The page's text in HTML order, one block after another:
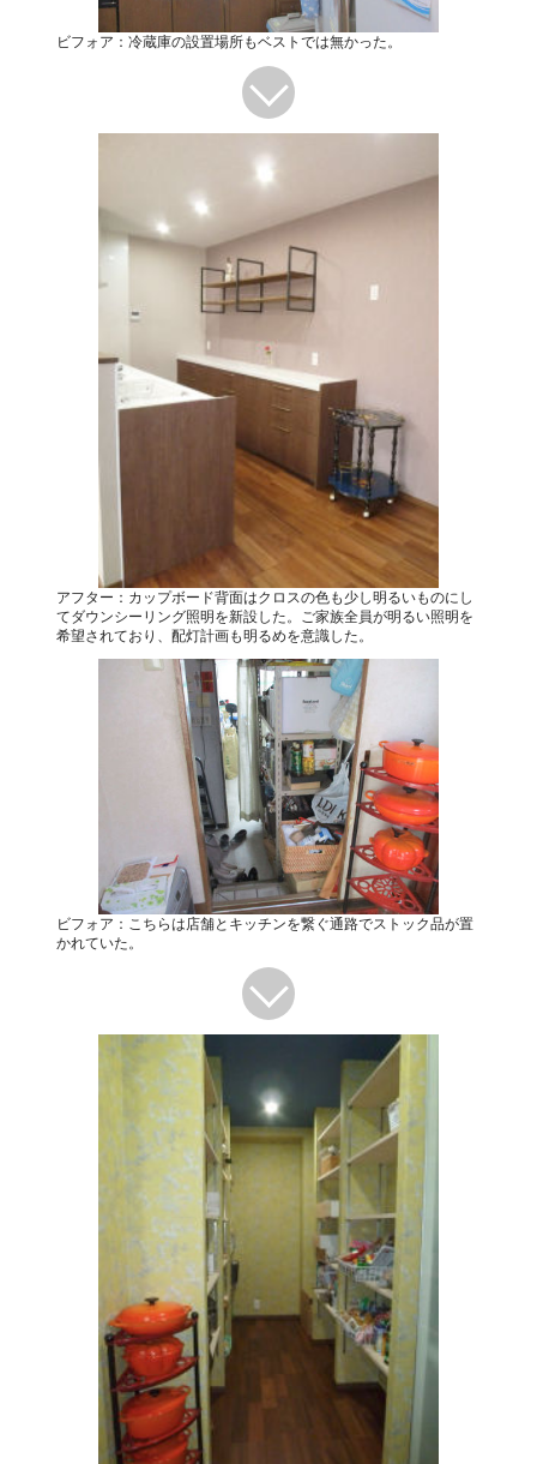
ビフォア：冷蔵庫の設置場所もベストでは無かった。
アフター：カップボード背面はクロスの色も少し明るいものにし
てダウンシーリング照明を新設した。ご家族全員が明るい照明を
希望されており、配灯計画も明るめを意識した。
ビフォア：こちらは店舗とキッチンを繋ぐ通路でストック品が置
かれていた。